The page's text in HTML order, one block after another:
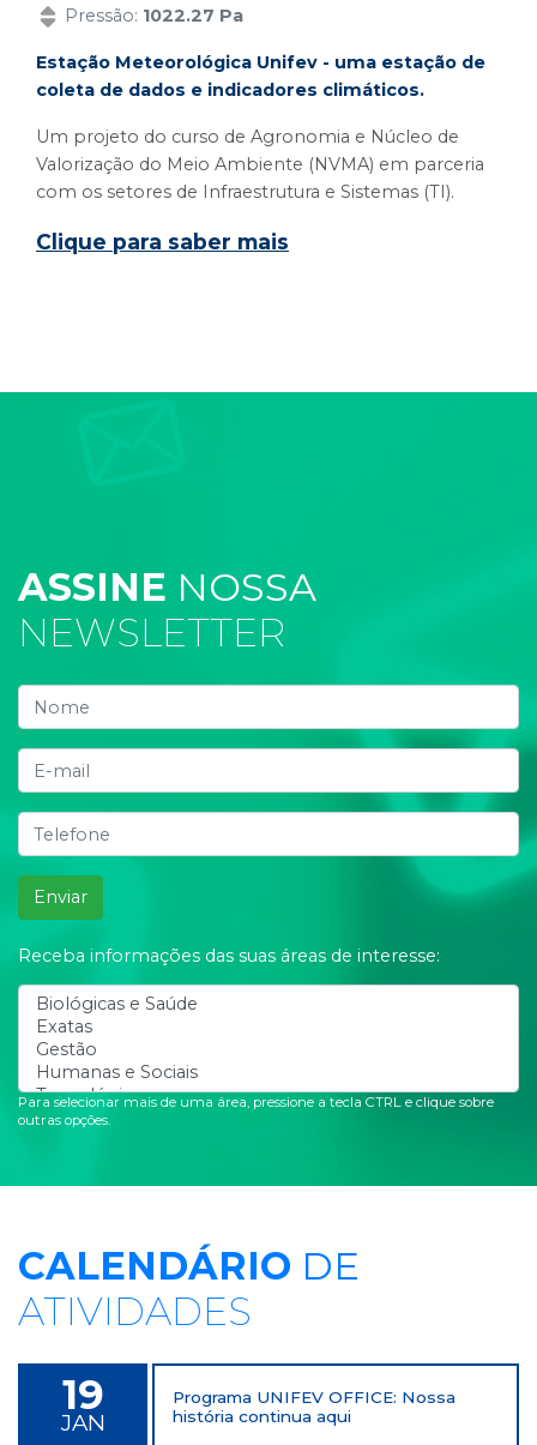
Pressão: 1022.27 Pa
Estação Meteorológica Unifev - uma estação de
coleta de dados e indicadores climáticos.
Um projeto do curso de Agronomia e Núcleo de
Valorização do Meio Ambiente (NVMA) em parceria
com os setores de Infraestrutura e Sistemas (TI).
Clique para saber mais
ASSINE NOSSA
NEWSLETTER
Enviar
Receba informações das suas áreas de interesse:
Para selecionar mais de uma área, pressione a tecla CTRL e clique sobre
outras opções.
CALENDÁRIO DE
ATIVIDADES
19
JAN
Programa UNIFEV OFFICE: Nossa
história continua aqui